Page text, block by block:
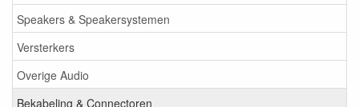
Speakers & Speakersystemen
Versterkers
Overige Audio
Bekabeling & Connectoren